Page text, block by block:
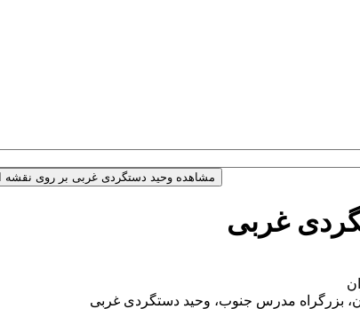
غربی
بزرگراه مدرس جنوب، وحید دستگردی غربی